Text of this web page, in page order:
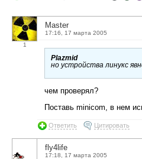
1
Master
17:16, 17 марта 2005
Plazmid
но устройства линукс
чем проверял?
Поставь minicom, в нем
Ответить Цитировать
fly4life
17:18, 17 марта 2005